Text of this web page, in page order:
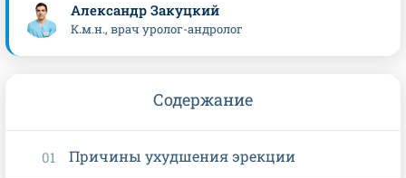
Александр Закуцкий
К.м.н., врач уролог-андролог
Содержание
Причины ухудшения эрекции